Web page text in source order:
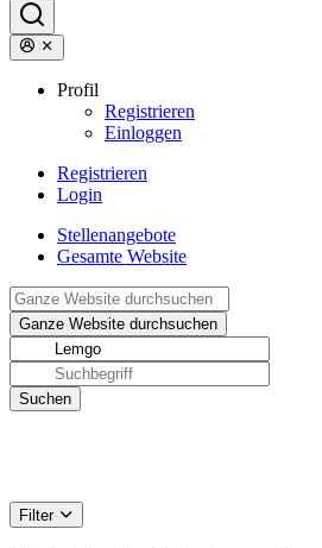
Profil
Registrieren
Einloggen
Registrieren
Login
Stellenangebote
Gesamte Website
Filter